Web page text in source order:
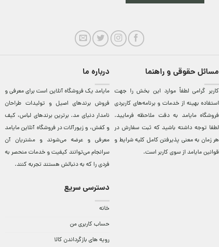
مسائل حقوقی و راهنما
کاربر گرامی لطفاً موارد این بخش را جهت
استفاده بهینه از خدمات و برنامه‌‏های کاربردی
فروشگاه مایامد به دقت ملاحظه فرمایید.
لطفا توجه داشته باشید که ثبت سفارش در
هر زمان به معنی پذیرفتن کامل کلیهشرایط و
قوانین مایامداز سوی کاربر است.
درباره ما
مایامد يک فروشگاه آنلاين است برای معرفی و
فروش برندهای اصيل و توليدات طراحان
نامدار دنيای مد. برترين‌ برندهای لباس، کيف
و کفش، و زيورآلات در فروشگاه آنلاين مایامد
معرفی و عرضه می‌شوند و مشتريان آن
سرانجام می‌توانند کيفيت و خدمات منحصر به
فردی را که به دنبالش هستند تجربه کنند.
دسترسی سریع
خانه
حساب کاربری من
رویه های بازگرداندن کالا